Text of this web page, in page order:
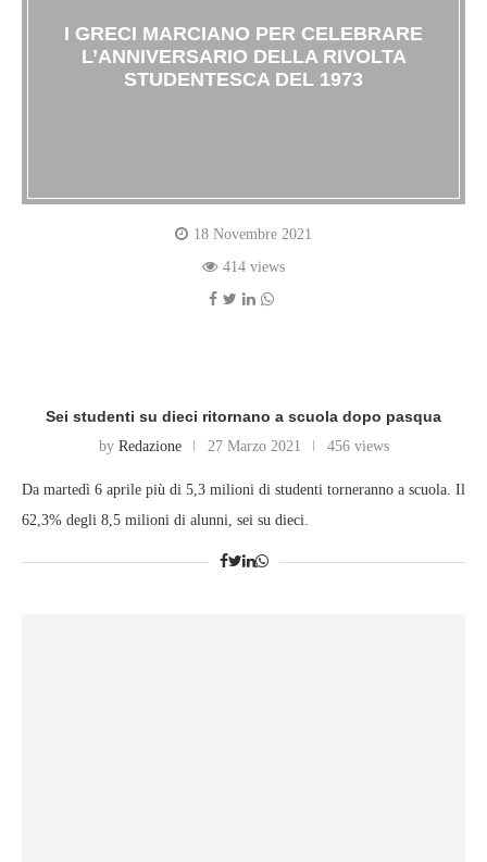
I GRECI MARCIANO PER CELEBRARE
L’ANNIVERSARIO DELLA RIVOLTA
STUDENTESCA DEL 1973
18 Novembre 2021
414 views
Sei studenti su dieci ritornano a scuola dopo pasqua
by Redazione 27 Marzo 2021 456 views
Da martedì 6 aprile più di 5,3 milioni di studenti torneranno a scuola. Il
62,3% degli 8,5 milioni di alunni, sei su dieci.